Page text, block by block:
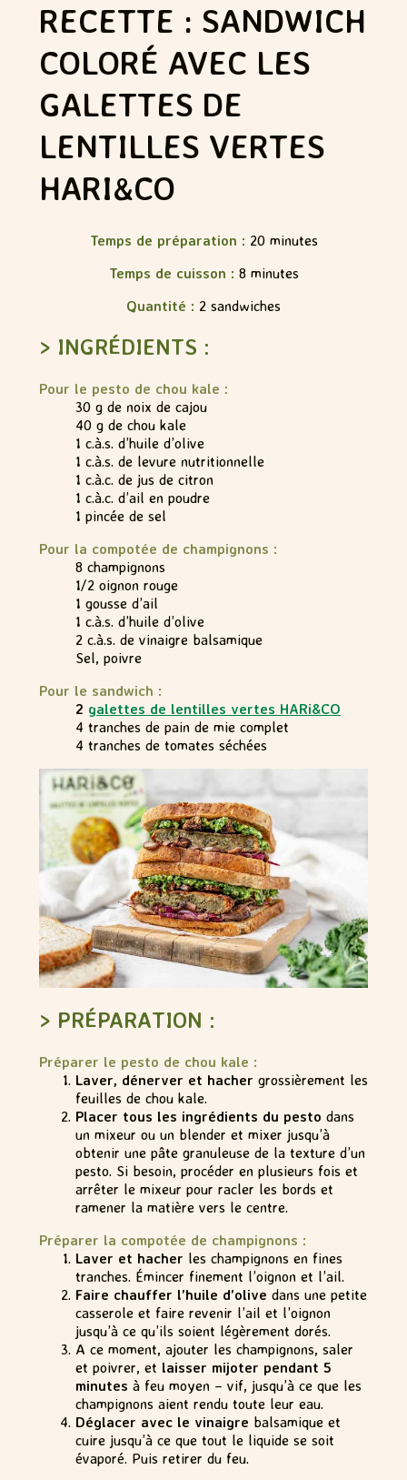
RECETTE : SANDWICH
COLORÉ AVEC LES
GALETTES DE
LENTILLES VERTES
HARI&CO
Temps de préparation : 20 minutes
Temps de cuisson : 8 minutes
Quantité : 2 sandwiches
> INGRÉDIENTS :
Pour le pesto de chou kale :
30 g de noix de cajou
40 g de chou kale
1 c.à.s. d’huile d’olive
1 c.à.s. de levure nutritionnelle
1 c.à.c. de jus de citron
1 c.à.c. d’ail en poudre
1 pincée de sel
Pour la compotée de champignons :
8 champignons
1/2 oignon rouge
1 gousse d’ail
1 c.à.s. d’huile d’olive
2 c.à.s. de vinaigre balsamique
Sel, poivre
Pour le sandwich :
2 galettes de lentilles vertes HARi&CO
4 tranches de pain de mie complet
4 tranches de tomates séchées
> PRÉPARATION :
Préparer le pesto de chou kale :
Laver, dénerver et hacher grossièrement les
feuilles de chou kale.
Placer tous les ingrédients du pesto dans
un mixeur ou un blender et mixer jusqu’à
obtenir une pâte granuleuse de la texture d’un
pesto. Si besoin, procéder en plusieurs fois et
arrêter le mixeur pour racler les bords et
ramener la matière vers le centre.
Préparer la compotée de champignons :
Laver et hacher les champignons en fines
tranches. Émincer finement l’oignon et l’ail.
Faire chauffer l’huile d’olive dans une petite
casserole et faire revenir l’ail et l’oignon
jusqu’à ce qu’ils soient légèrement dorés.
A ce moment, ajouter les champignons, saler
et poivrer, et laisser mijoter pendant 5
minutes à feu moyen – vif, jusqu’à ce que les
champignons aient rendu toute leur eau.
Déglacer avec le vinaigre balsamique et
cuire jusqu’à ce que tout le liquide se soit
évaporé. Puis retirer du feu.